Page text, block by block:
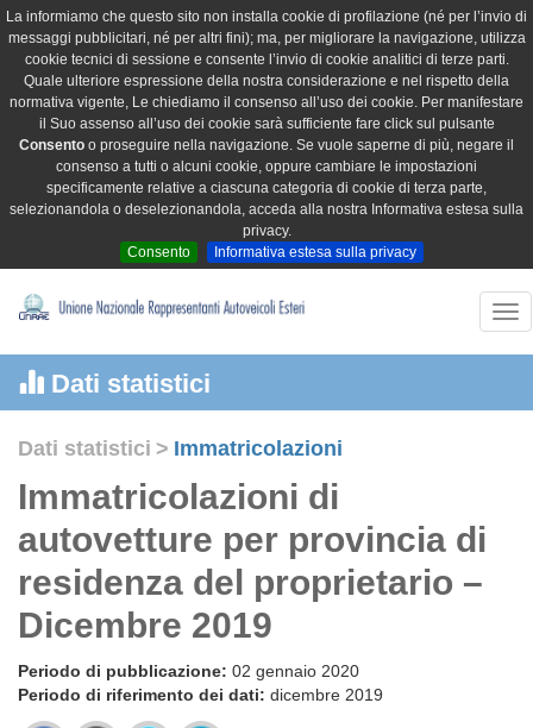
La informiamo che questo sito non installa cookie di profilazione (né per l’invio di
messaggi pubblicitari, né per altri fini); ma, per migliorare la navigazione, utilizza
cookie tecnici di sessione e consente l’invio di cookie analitici di terze parti.
Quale ulteriore espressione della nostra considerazione e nel rispetto della
normativa vigente, Le chiediamo il consenso all’uso dei cookie. Per manifestare
il Suo assenso all’uso dei cookie sarà sufficiente fare click sul pulsante
Consento o proseguire nella navigazione. Se vuole saperne di più, negare il
consenso a tutti o alcuni cookie, oppure cambiare le impostazioni
specificamente relative a ciascuna categoria di cookie di terza parte,
selezionandola o deselezionandola, acceda alla nostra Informativa estesa sulla
privacy.
Consento
Informativa estesa sulla privacy
Dati statistici
Dati statistici > Immatricolazioni
Immatricolazioni di
autovetture per provincia di
residenza del proprietario –
Dicembre 2019
Periodo di pubblicazione: 02 gennaio 2020
Periodo di riferimento dei dati: dicembre 2019